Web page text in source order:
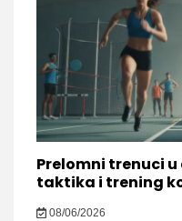
Prelomni trenuci
taktika i trening
08/06/2026